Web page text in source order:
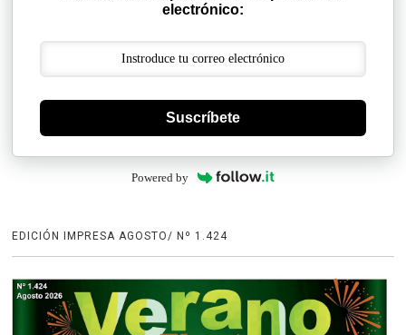
electrónico:
Suscríbete
Powered by
EDICIÓN IMPRESA AGOSTO/ Nº 1.424